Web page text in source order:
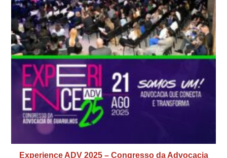
Experience ADV 2025 – Congresso da Advocacia